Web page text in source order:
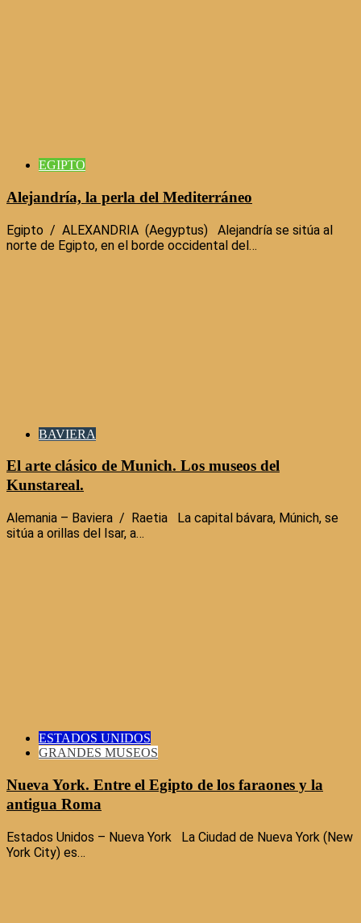
EGIPTO
Alejandría, la perla del Mediterráneo
Egipto / ALEXANDRIA (Aegyptus) Alejandría se sitúa al
norte de Egipto, en el borde occidental del…
BAVIERA
El arte clásico de Munich. Los museos del
Kunstareal.
Alemania – Baviera / Raetia La capital bávara, Múnich, se
sitúa a orillas del Isar, a…
ESTADOS UNIDOS
GRANDES MUSEOS
Nueva York. Entre el Egipto de los faraones y la
antigua Roma
Estados Unidos – Nueva York La Ciudad de Nueva York (New
York City) es…